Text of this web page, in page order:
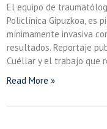
El equipo de
Policlínica Gipuzkoa, es
mínimamente invasiva
resultados. Reportaje
Cuéllar y el trabajo que
Read More »